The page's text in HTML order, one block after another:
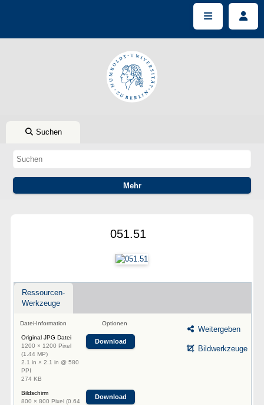
Suchen
051.51
Ressourcen-
Werkzeuge
Datei-Information Optionen
Original JPG Datei
1200 × 1200 Pixel
(1.44 MP)
2.1 in × 2.1 in @ 580
PPI
274 KB
Download
Bildschirm
800 × 800 Pixel (0.64
Download
Weitergeben
Bildwerkzeuge